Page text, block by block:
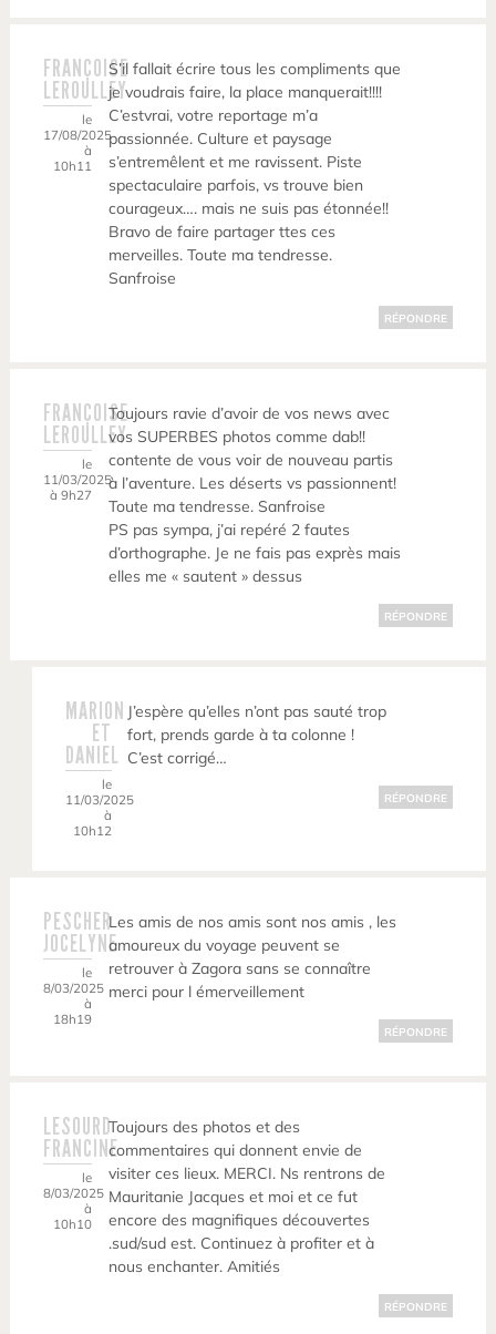
FRANÇOISE
LEROULLEY
le
17/08/2025
à
10h11
S’il fallait écrire tous les compliments que
je voudrais faire, la place manquerait!!!!
C’estvrai, votre reportage m’a
passionnée. Culture et paysage
s’entremêlent et me ravissent. Piste
spectaculaire parfois, vs trouve bien
courageux…. mais ne suis pas étonnée!!
Bravo de faire partager ttes ces
merveilles. Toute ma tendresse.
Sanfroise
RÉPONDRE
FRANÇOISE
LEROULLEY
le
11/03/2025
à 9h27
Toujours ravie d’avoir de vos news avec
vos SUPERBES photos comme dab!!
contente de vous voir de nouveau partis
à l’aventure. Les déserts vs passionnent!
Toute ma tendresse. Sanfroise
PS pas sympa, j’ai repéré 2 fautes
d’orthographe. Je ne fais pas exprès mais
elles me « sautent » dessus
RÉPONDRE
MARION
ET
DANIEL
le
11/03/2025
à
10h12
J’espère qu’elles n’ont pas sauté trop
fort, prends garde à ta colonne !
C’est corrigé…
RÉPONDRE
PESCHER
JOCELYNE
le
8/03/2025
à
18h19
Les amis de nos amis sont nos amis , les
amoureux du voyage peuvent se
retrouver à Zagora sans se connaître
merci pour l émerveillement
RÉPONDRE
LESOURD
FRANCINE
le
8/03/2025
à
10h10
Toujours des photos et des
commentaires qui donnent envie de
visiter ces lieux. MERCI. Ns rentrons de
Mauritanie Jacques et moi et ce fut
encore des magnifiques découvertes
.sud/sud est. Continuez à profiter et à
nous enchanter. Amitiés
RÉPONDRE